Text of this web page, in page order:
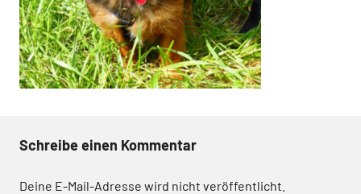
Schreibe einen Kommentar
Deine E-Mail-Adresse wird nicht veröffentlicht.